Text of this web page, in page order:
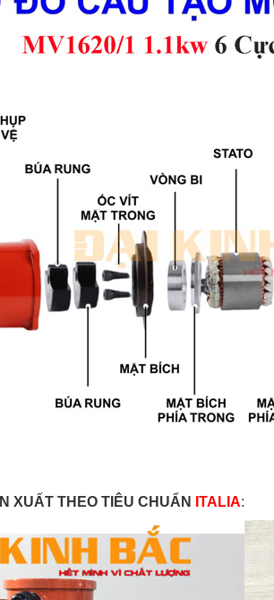
XUẤT THEO TIÊU CHUẨN ITALIA: